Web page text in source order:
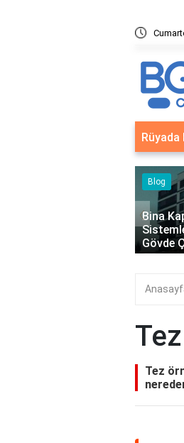
Sistemleri: Akıllı Kilit ve Çelik Gövde
Rüyada
mu
‹
Tez